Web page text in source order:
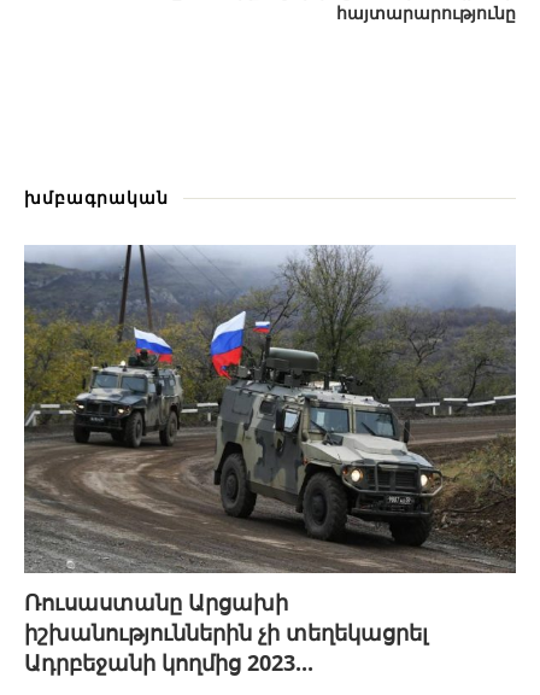
հայտարարությունը
խմբագրական
Ռուսաստանը Արցախի
իշխանություններին չի տեղեկացրել
Ադրբեջանի կողմից 2023...